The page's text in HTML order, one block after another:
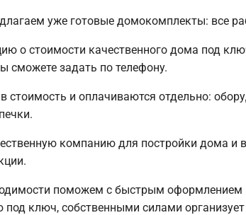
уже готовые домокомплекты: все
о стоимости качественного дома под
сможете задать по телефону.
стоимость и оплачиваются отдельно:
компанию для постройки дома
поможем с быстрым оформлением
под ключ, собственными силами